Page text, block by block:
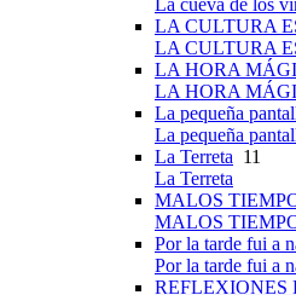
La cueva de los
LA CULTURA
LA CULTURA
LA HORA
LA HORA
La pequeña
La pequeña
La Terreta 11
La Terreta
MALOS
MALOS
Por la tarde fui a
Por la tarde fui a
REFLEXIONES